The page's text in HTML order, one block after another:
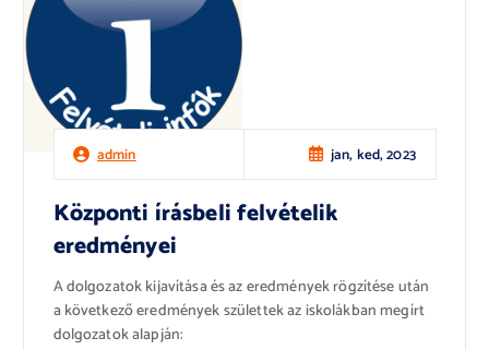
admin jan, ked, 2023
Központi írásbeli felvételik
eredményei
A dolgozatok kijavítása és az eredmények rögzítése után
a következő eredmények születtek az iskolákban megírt
dolgozatok alapján: